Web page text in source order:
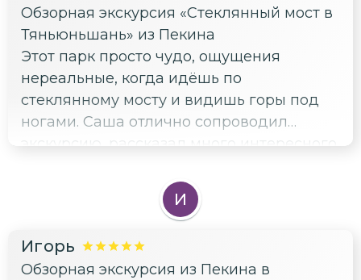
Обзорная экскурсия «Стеклянный мост в
Тяньюньшань» из Пекина
Этот парк просто чудо, ощущения
нереальные, когда идёшь по
стеклянному мосту и видишь горы под
ногами. Саша отлично сопроводил
И
Игорь
Обзорная экскурсия из Пекина в